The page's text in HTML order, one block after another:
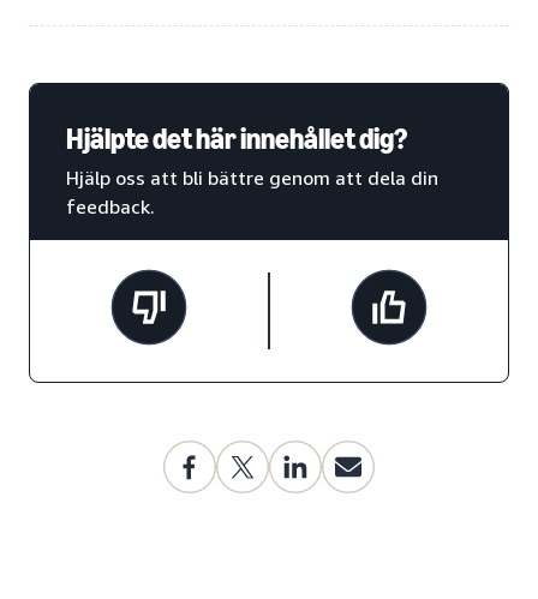
Hjälpte det här innehållet dig?
Hjälp oss att bli bättre genom att dela din
feedback.